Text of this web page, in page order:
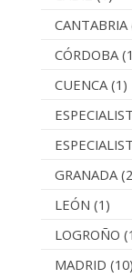
CANTABRIA
CÓRDOBA
CUENCA (1)
GRANADA
LEÓN (1)
LOGROÑO
MADRID (10)